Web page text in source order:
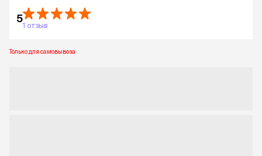
5
1 отзыв
Только для самовывоза